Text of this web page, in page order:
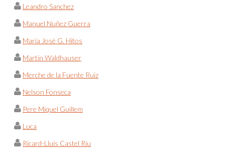
Leandro Sanchez
Manuel Nuñez Guerra
María José G. Hitos
Martin Waldhauser
Merche de la Fuente Ruiz
Nelson Fonseca
Pere Miquel Guillem
Luca
Ricard-Lluis Castel Riu